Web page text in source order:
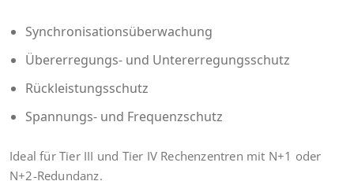
Synchronisationsüberwachung
Übererregungs- und Untererregungsschutz
Rückleistungsschutz
Spannungs- und Frequenzschutz
Ideal für Tier III und Tier IV Rechenzentren mit N+1 oder
N+2-Redundanz.